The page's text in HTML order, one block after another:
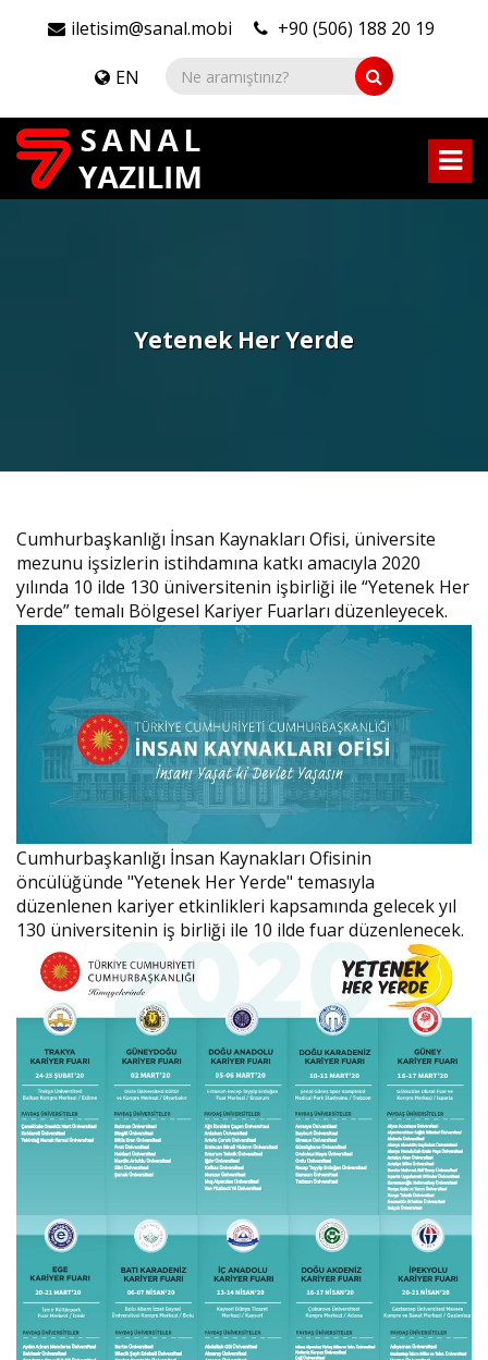
iletisim@sanal.mobi +90 (506) 188 20 19
EN
Yetenek Her Yerde
Cumhurbaşkanlığı İnsan Kaynakları Ofisi, üniversite
mezunu işsizlerin istihdamına katkı amacıyla 2020
yılında 10 ilde 130 üniversitenin işbirliği ile “Yetenek Her
Yerde” temalı Bölgesel Kariyer Fuarları düzenleyecek.
Cumhurbaşkanlığı İnsan Kaynakları Ofisinin
öncülüğünde "Yetenek Her Yerde" temasıyla
düzenlenen kariyer etkinlikleri kapsamında gelecek yıl
130 üniversitenin iş birliği ile 10 ilde fuar düzenlenecek.